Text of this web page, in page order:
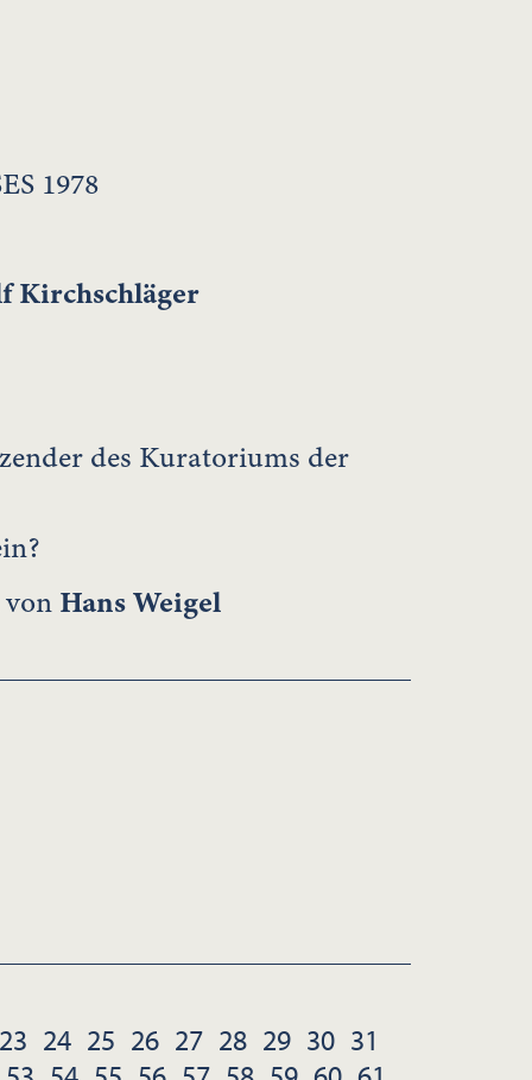
1978
Kirchschläger
des Kuratoriums der
von Hans Weigel
23 24 25 26 27 28 29 30 31